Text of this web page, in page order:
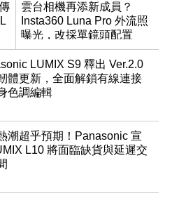
雲台相機再添新成員？
Insta360 Luna Pro 外流照
曝光，改採單鏡頭配置
LUMIX S9 釋出 Ver.2.0
體更新，全面解鎖有線連接
色調編輯
潮超乎預期！Panasonic 宣
L10 將面臨缺貨與延遲交